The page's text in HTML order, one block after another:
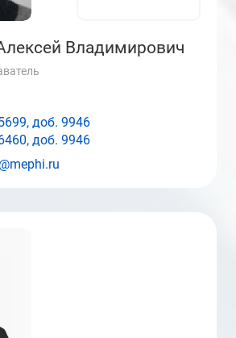
Владимирович
доб. 9946
доб. 9946